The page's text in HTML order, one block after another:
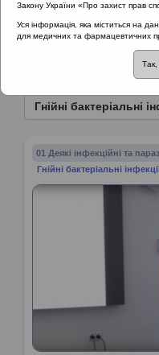
Матеріали за МКХ-
паразитарні
бактеріальні
жирової клітковини
Гнійні бактеріальні
01 Деякі інфекційні та
Гнійні бактеріальні
Закону України «Про захист прав
Уся інформація, яка міститься на
для медичних та фармацевтичних
Так,